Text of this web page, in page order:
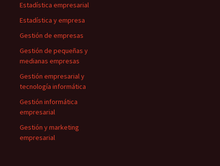
Estadística empresarial
Estadística y empresa
Gestión de empresas
Gestión de pequeñas y
medianas empresas
Gestión empresarial y
tecnología informática
Gestión informática
empresarial
Gestión y marketing
empresarial